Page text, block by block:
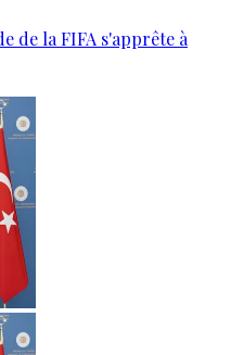
de la FIFA s'apprête à